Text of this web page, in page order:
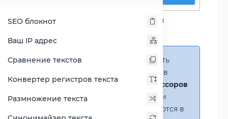
SEO блокнот
Ваш IP адрес
Сравнение текстов
Конвертер регистров текста
Размножение текста
Сравнение процессора
Справка:
Можно добавить
несколько процессоров в
сравнение(до 14 процессоров
в таблице)
. В случае если
процессоры не помещаются в